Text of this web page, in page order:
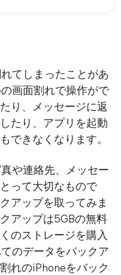
てしまったことがあ
画面割れで操作がで
り、メッセージに返
たり、アプリを起動
できなくなります。
や連絡先、メッセー
って大切なもので
アップを取ってみま
アップは5GBの無料
のストレージを購入
のデータをバックア
れのiPhoneをバック